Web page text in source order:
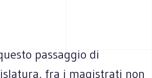
passaggio di
fra i magistrati non